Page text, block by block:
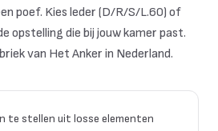
poef. Kies leder (D/R/S/L.60) of
opstelling die bij jouw kamer past.
van Het Anker in Nederland.
te stellen uit losse elementen